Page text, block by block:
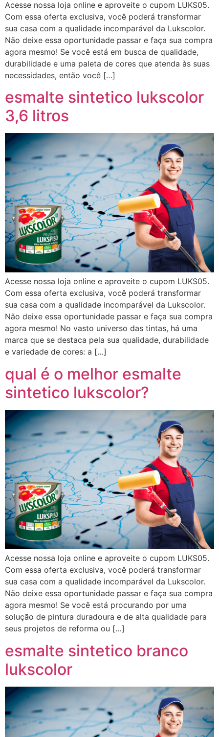
Acesse nossa loja online e aproveite o cupom LUKS05.
Com essa oferta exclusiva, você poderá transformar
sua casa com a qualidade incomparável da Lukscolor.
Não deixe essa oportunidade passar e faça sua compra
agora mesmo! Se você está em busca de qualidade,
durabilidade e uma paleta de cores que atenda às suas
necessidades, então você […]
esmalte sintetico lukscolor
3,6 litros
Acesse nossa loja online e aproveite o cupom LUKS05.
Com essa oferta exclusiva, você poderá transformar
sua casa com a qualidade incomparável da Lukscolor.
Não deixe essa oportunidade passar e faça sua compra
agora mesmo! No vasto universo das tintas, há uma
marca que se destaca pela sua qualidade, durabilidade
e variedade de cores: a […]
qual é o melhor esmalte
sintetico lukscolor?
Acesse nossa loja online e aproveite o cupom LUKS05.
Com essa oferta exclusiva, você poderá transformar
sua casa com a qualidade incomparável da Lukscolor.
Não deixe essa oportunidade passar e faça sua compra
agora mesmo! Se você está procurando por uma
solução de pintura duradoura e de alta qualidade para
seus projetos de reforma ou […]
esmalte sintetico branco
lukscolor